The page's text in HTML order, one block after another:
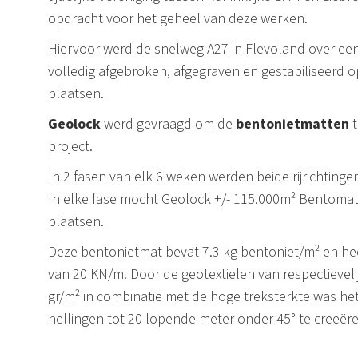
opdracht voor het geheel van deze werken.
Hiervoor werd de snelweg A27 in Flevoland over
volledig afgebroken, afgegraven en gestabiliseerd
plaatsen.
Geolockwerd gevraagd om de bentonietmatten
project.
In 2 fasen van elk 6 weken werden beide
In elke fase mocht Geolock +/- 115.000m²
plaatsen.
Deze bentonietmat bevat 7.3 kg bentoniet/m² en
van 20 KN/m. Door de geotextielen van
gr/m² in combinatie met de hoge treksterkte was
hellingen tot 20 lopende meter onder 45° te